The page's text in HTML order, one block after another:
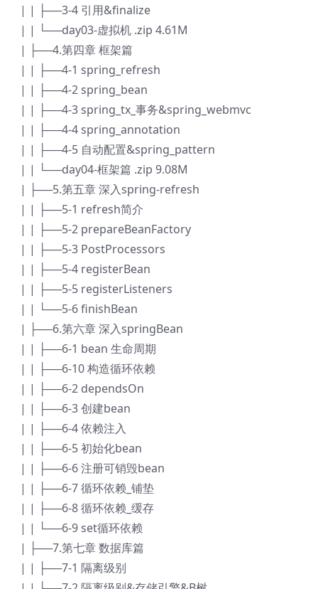
| | ├──3-4 引用&finalize
| | └──day03-虚拟机 .zip 4.61M
| ├──4.第四章 框架篇
| | ├──4-1 spring_refresh
| | ├──4-2 spring_bean
| | ├──4-3 spring_tx_事务&spring_webmvc
| | ├──4-4 spring_annotation
| | ├──4-5 自动配置&spring_pattern
| | └──day04-框架篇 .zip 9.08M
| ├──5.第五章 深入spring-refresh
| | ├──5-1 refresh简介
| | ├──5-2 prepareBeanFactory
| | ├──5-3 PostProcessors
| | ├──5-4 registerBean
| | ├──5-5 registerListeners
| | └──5-6 finishBean
| ├──6.第六章 深入springBean
| | ├──6-1 bean 生命周期
| | ├──6-10 构造循环依赖
| | ├──6-2 dependsOn
| | ├──6-3 创建bean
| | ├──6-4 依赖注入
| | ├──6-5 初始化bean
| | ├──6-6 注册可销毁bean
| | ├──6-7 循环依赖_铺垫
| | ├──6-8 循环依赖_缓存
| | └──6-9 set循环依赖
| ├──7.第七章 数据库篇
| | ├──7-1 隔离级别